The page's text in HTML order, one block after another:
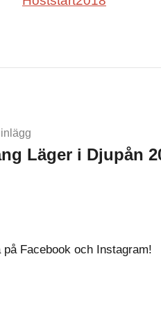
Läger i Djupån
på Facebook och Instagram!